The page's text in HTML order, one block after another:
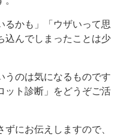
るかも」「ウザいって思
込んでしまったことは少
うのは気になるものです
ット診断」をどうぞご活
にお伝えしますので、